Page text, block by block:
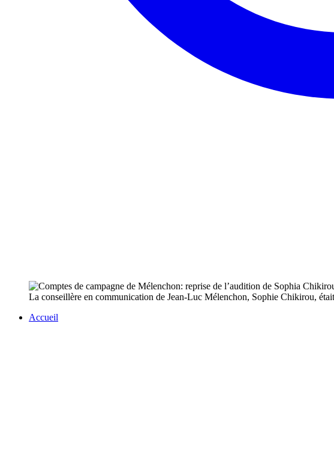
La conseillère en communication de Jean-Luc Mélenchon, Sophie Chikirou,
Accueil